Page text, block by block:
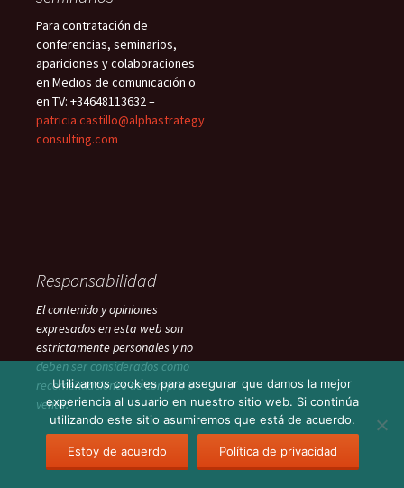
Para contratación de
conferencias, seminarios,
apariciones y colaboraciones
en Medios de comunicación o
en TV: +34648113632 –
patricia.castillo@alphastrategy
consulting.com
Responsabilidad
El contenido y opiniones
expresados en esta web son
estrictamente personales y no
deben ser considerados como
recomendaciones de compra o
venta.
Utilizamos cookies para asegurar que damos la mejor
experiencia al usuario en nuestro sitio web. Si continúa
utilizando este sitio asumiremos que está de acuerdo.
Estoy de acuerdo Política de privacidad